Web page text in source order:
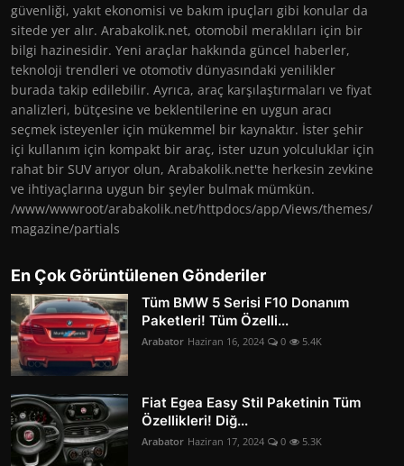
güvenliği, yakıt ekonomisi ve bakım ipuçları gibi konular da
sitede yer alır. Arabakolik.net, otomobil meraklıları için bir
bilgi hazinesidir. Yeni araçlar hakkında güncel haberler,
teknoloji trendleri ve otomotiv dünyasındaki yenilikler
burada takip edilebilir. Ayrıca, araç karşılaştırmaları ve fiyat
analizleri, bütçesine ve beklentilerine en uygun aracı
seçmek isteyenler için mükemmel bir kaynaktır. İster şehir
içi kullanım için kompakt bir araç, ister uzun yolculuklar için
rahat bir SUV arıyor olun, Arabakolik.net'te herkesin zevkine
ve ihtiyaçlarına uygun bir şeyler bulmak mümkün.
/www/wwwroot/arabakolik.net/httpdocs/app/Views/themes/
magazine/partials
En Çok Görüntülenen Gönderiler
Tüm BMW 5 Serisi F10 Donanım
Paketleri! Tüm Özelli...
Arabator Haziran 16, 2024 0 5.4K
Fiat Egea Easy Stil Paketinin Tüm
Özellikleri! Diğ...
Arabator Haziran 17, 2024 0 5.3K